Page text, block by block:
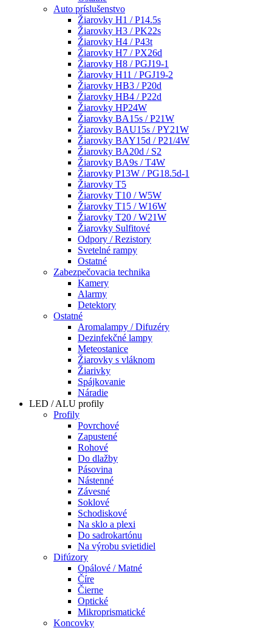
Auto príslušenstvo
Žiarovky H1 / P14.5s
Žiarovky H3 / PK22s
Žiarovky H4 / P43t
Žiarovky H7 / PX26d
Žiarovky H8 / PGJ19-1
Žiarovky H11 / PGJ19-2
Žiarovky HB3 / P20d
Žiarovky HB4 / P22d
Žiarovky HP24W
Žiarovky BA15s / P21W
Žiarovky BAU15s / PY21W
Žiarovky BAY15d / P21/4W
Žiarovky BA20d / S2
Žiarovky BA9s / T4W
Žiarovky P13W / PG18.5d-1
Žiarovky T5
Žiarovky T10 / W5W
Žiarovky T15 / W16W
Žiarovky T20 / W21W
Žiarovky Sulfitové
Odpory / Rezistory
Svetelné rampy
Ostatné
Zabezpečovacia technika
Kamery
Alarmy
Detektory
Ostatné
Aromalampy / Difuzéry
Dezinfekčné lampy
Meteostanice
Žiarovky s vláknom
Žiarivky
Spájkovanie
Náradie
LED / ALU profily
Profily
Povrchové
Zapustené
Rohové
Do dlažby
Pásovina
Nástenné
Závesné
Soklové
Schodiskové
Na sklo a plexi
Do sadrokartónu
Na výrobu svietidiel
Difúzory
Opálové / Matné
Číre
Čierne
Optické
Mikroprismatické
Koncovky